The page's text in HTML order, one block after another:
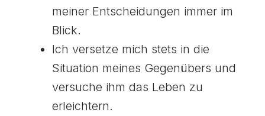
meiner Entscheidungen immer im
Blick.
Ich versetze mich stets in die
Situation meines Gegenübers und
versuche ihm das Leben zu
erleichtern.